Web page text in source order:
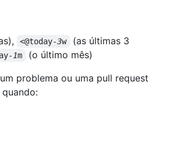
<@today-3w
(as últimas 3
1m
(o último mês)
problema ou uma pull request